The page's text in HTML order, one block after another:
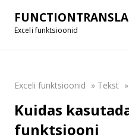
Exceli funktsioonid
Exceli funktsioonid » Tekst »
Kuidas
funktsiooni